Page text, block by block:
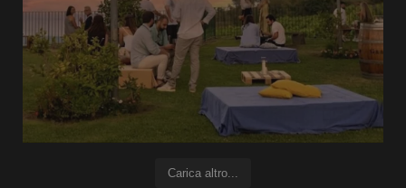
Carica altro...